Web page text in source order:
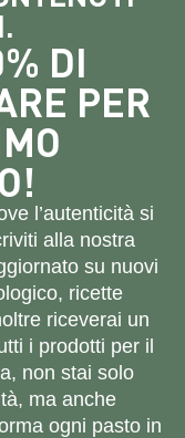
DI
PER
l’autenticità si
alla nostra
su nuovi
ricette
riceverai un
i prodotti per il
non stai solo
ma anche
ogni pasto in